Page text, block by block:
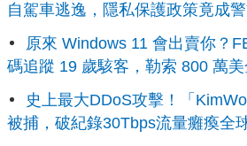
自駕車逃逸，隱私保護政策竟成
原來 Windows 11 會出賣你？
碼追蹤 19 歲駭客，勒索 800 萬
史上最大DDoS攻擊！「
被捕，破紀錄30Tbps流量癱瘓全